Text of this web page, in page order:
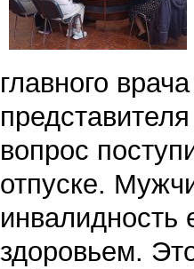
главного
вопрос
отпуске.
инвалидность
здоровьем.